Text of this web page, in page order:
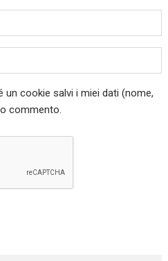
cookie salvi i miei dati (nome,
commento.